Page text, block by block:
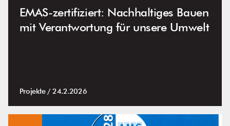
EMAS-zertifiziert: Nachhaltiges Bauen
mit Verantwortung für unsere Umwelt
Projekte / 24.2.2026